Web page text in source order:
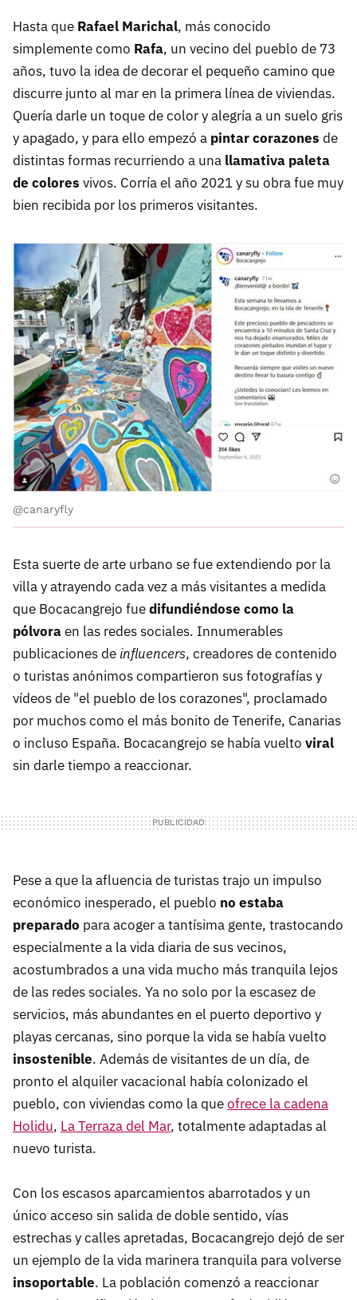
Hasta que Rafael Marichal, más conocido
simplemente como Rafa, un vecino del pueblo de 73
años, tuvo la idea de decorar el pequeño camino que
discurre junto al mar en la primera línea de viviendas.
Quería darle un toque de color y alegría a un suelo gris
y apagado, y para ello empezó a pintar corazones de
distintas formas recurriendo a una llamativa paleta
de colores vivos. Corría el año 2021 y su obra fue muy
bien recibida por los primeros visitantes.
@canaryfly
Esta suerte de arte urbano se fue extendiendo por la
villa y atrayendo cada vez a más visitantes a medida
que Bocacangrejo fuedifundiéndose como la
pólvoraen las redes sociales. Innumerables
publicaciones de influencers, creadores de contenido
o turistas anónimos compartieron sus fotografías y
vídeos de "el pueblo de los corazones", proclamado
por muchos como el más bonito de Tenerife, Canarias
o incluso España. Bocacangrejo se había vuelto viral
sin darle tiempo a reaccionar.
Pese a que la afluencia de turistas trajo un impulso
económico inesperado, el pueblo no estaba
preparado para acoger a tantísima gente, trastocando
especialmente a la vida diaria de sus vecinos,
acostumbrados a una vida mucho más tranquila lejos
de las redes sociales. Ya no solo por la escasez de
servicios, más abundantes en el puerto deportivo y
playas cercanas, sino porque la vida se había vuelto
insostenible. Además de visitantes de un día, de
pronto el alquiler vacacional había colonizado el
pueblo, con viviendas como la queofrece la cadena
Holidu, La Terraza del Mar, totalmente adaptadas al
nuevo turista.
Con los escasos aparcamientos abarrotados y un
único acceso sin salida de doble sentido, vías
estrechas y calles apretadas, Bocacangrejo dejó de ser
un ejemplo de la vida marinera tranquila para volverse
insoportable. La población comenzó a reaccionar